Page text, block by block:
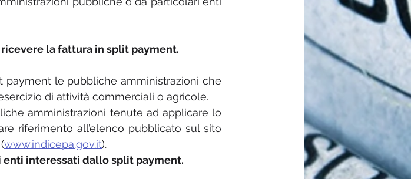
ricevere la fattura in split payment.
le pubbliche amministrazioni che
di attività commerciali o agricole.
amministrazioni tenute ad applicare lo
riferimento all’elenco pubblicato sul sito
www.indicepa.gov.it).
interessati dallo split payment.